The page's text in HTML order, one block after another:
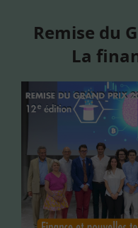
Remise du
La